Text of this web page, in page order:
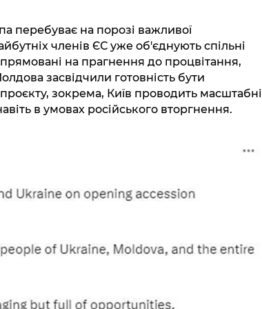
перебуває на порозі важливої
членів ЄС уже об'єднують спільні
на прагнення до процвітання,
засвідчили готовність бути
зокрема, Київ проводить масштабні
в умовах російського вторгнення.